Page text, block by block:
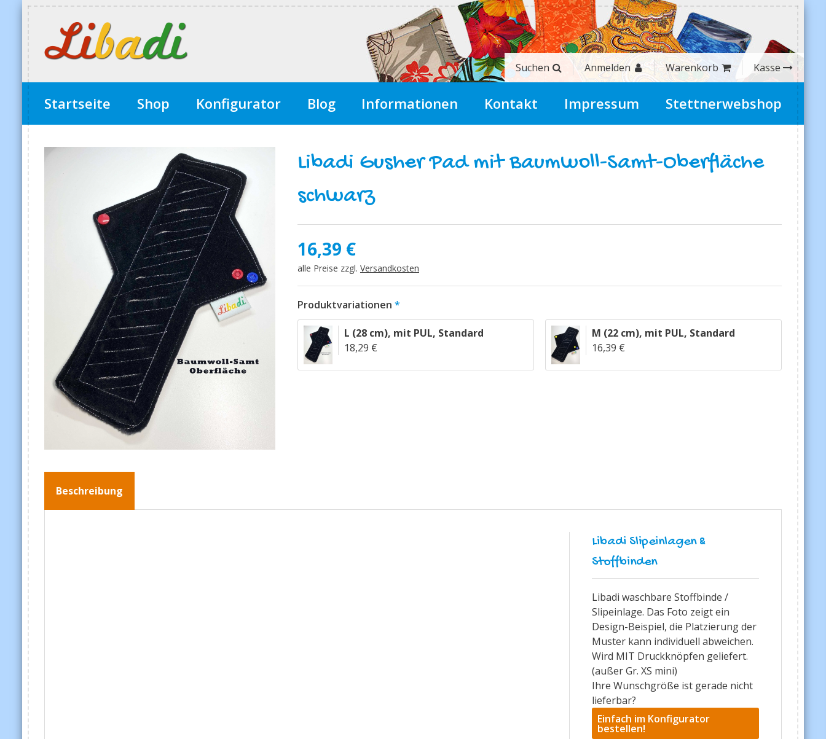
Suchen Anmelden Warenkorb Kasse
Startseite Shop Konfigurator Blog Informationen Kontakt Impressum Stettnerwebshop
Libadi Gusher Pad mit Baumwoll-Samt-Oberfläche
schwarz
16,39 €
alle Preise zzgl. Versandkosten
Produktvariationen
L (28 cm), mit PUL, Standard
18,29 €
M (22 cm), mit PUL, Standard
16,39 €
Beschreibung
Libadi Slipeinlagen &
Stoffbinden
Libadi waschbare Stoffbinde /
Slipeinlage. Das Foto zeigt ein
Design-Beispiel, die Platzierung der
Muster kann individuell abweichen.
Wird MIT Druckknöpfen geliefert.
(außer Gr. XS mini)
Ihre Wunschgröße ist gerade nicht
lieferbar?
Einfach im Konfigurator
bestellen!